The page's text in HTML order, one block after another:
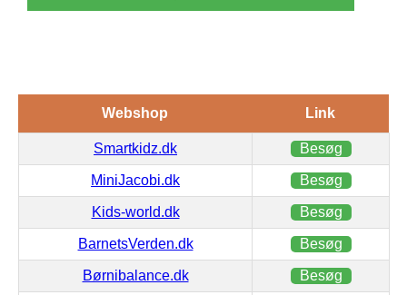
Webshop Link
Smartkidz.dk Besøg
MiniJacobi.dk Besøg
Kids-world.dk Besøg
BarnetsVerden.dk Besøg
Børnibalance.dk Besøg